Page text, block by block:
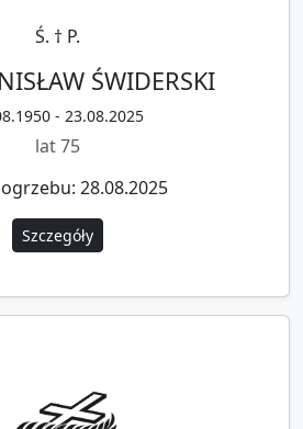
Ś. † P.
ŚWIDERSKI
- 23.08.2025
lat 75
28.08.2025
Szczegóły